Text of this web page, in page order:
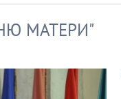
МАТЕРИ"